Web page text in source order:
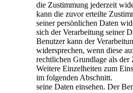
die Zustimmung jederzeit
kann die zuvor erteilte
seiner persönlichen Daten
sich der Verarbeitung seiner
Benutzer kann der
widersprechen, wenn diese
rechtlichen Grundlage als
Weitere Einzelheiten zum
im folgenden Abschnitt.
seine Daten einsehen. Der